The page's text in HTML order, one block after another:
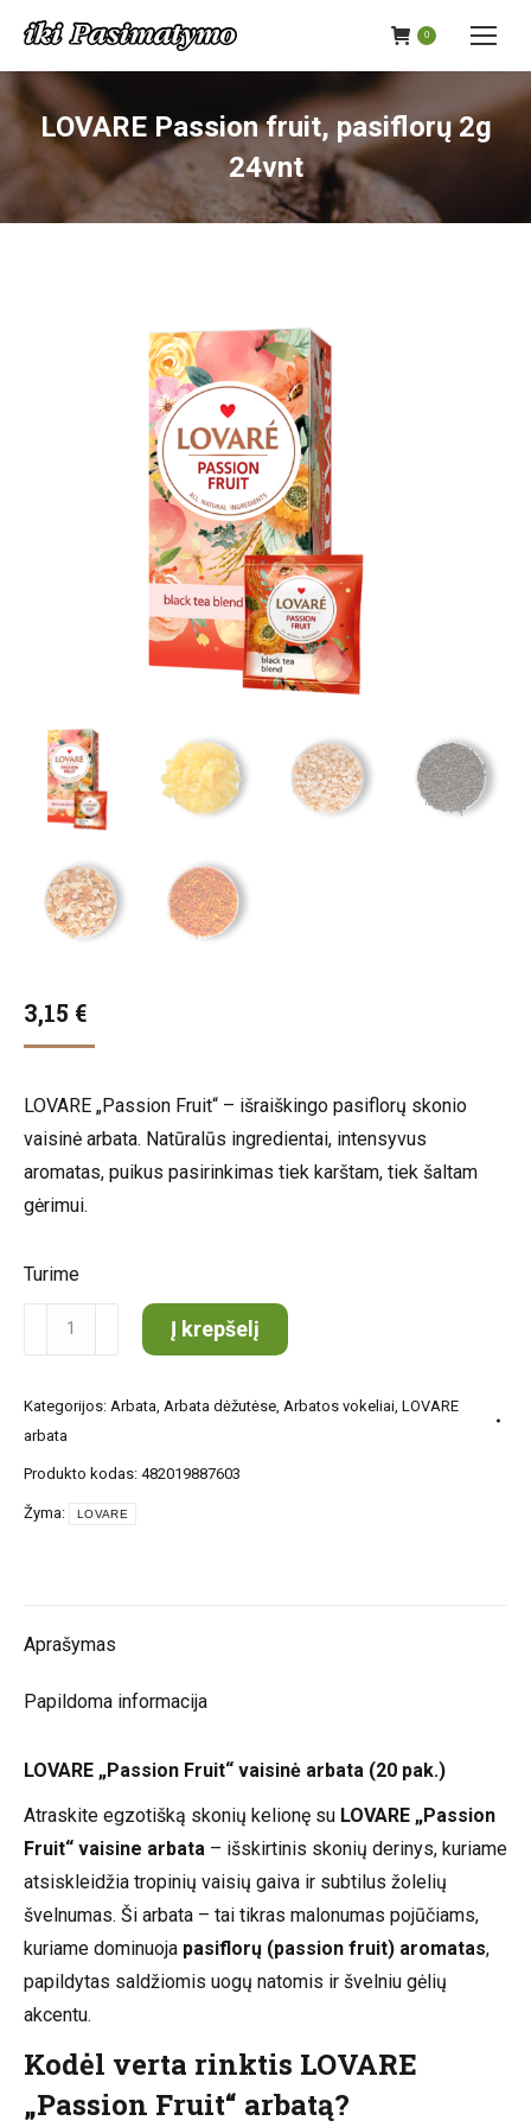
0
LOVARE Passion fruit, pasiflorų 2g
24vnt
3,15 €
LOVARE „Passion Fruit“ – išraiškingo pasiflorų skonio
vaisinė arbata. Natūralūs ingredientai, intensyvus
aromatas, puikus pasirinkimas tiek karštam, tiek šaltam
gėrimui.
Turime
produkto
kiekis:
Passion
pasiflorų
2g
Į krepšelį
Kategorijos: Arbata Arbata dėžutėse Arbatos vokeliai LOVARE
arbata
Produkto kodas: 482019887603
Žyma: LOVARE
Aprašymas
Papildoma informacija
LOVARE „Passion Fruit“ vaisinė arbata (20 pak.)
Atraskite egzotišką skonių kelionę su LOVARE „Passion
Fruit“ vaisine arbata – išskirtinis skonių derinys, kuriame
atsiskleidžia tropinių vaisių gaiva ir subtilus žolelių
švelnumas. Ši arbata – tai tikras malonumas pojūčiams,
kuriame dominuoja pasiflorų (passion fruit) aromatas,
papildytas saldžiomis uogų natomis ir švelniu gėlių
akcentu.
Kodėl verta rinktis LOVARE
„Passion Fruit“ arbatą?